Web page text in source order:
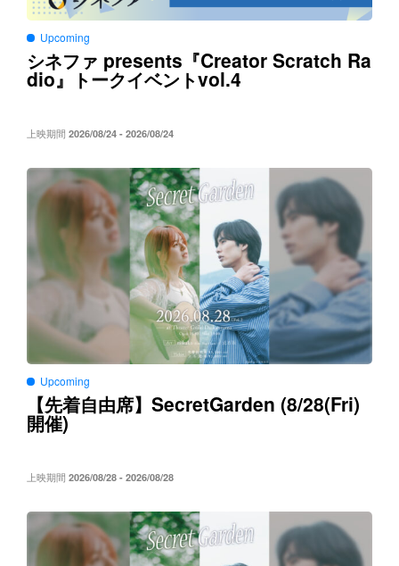
Upcoming
シネファ presents 『Creator Scratch Ra
dio』トークイベントvol.4
上映期間 2026/08/24 - 2026/08/24
Upcoming
【先着自由席】 SecretGarden (8/28(Fri)
開催)
上映期間 2026/08/28 - 2026/08/28